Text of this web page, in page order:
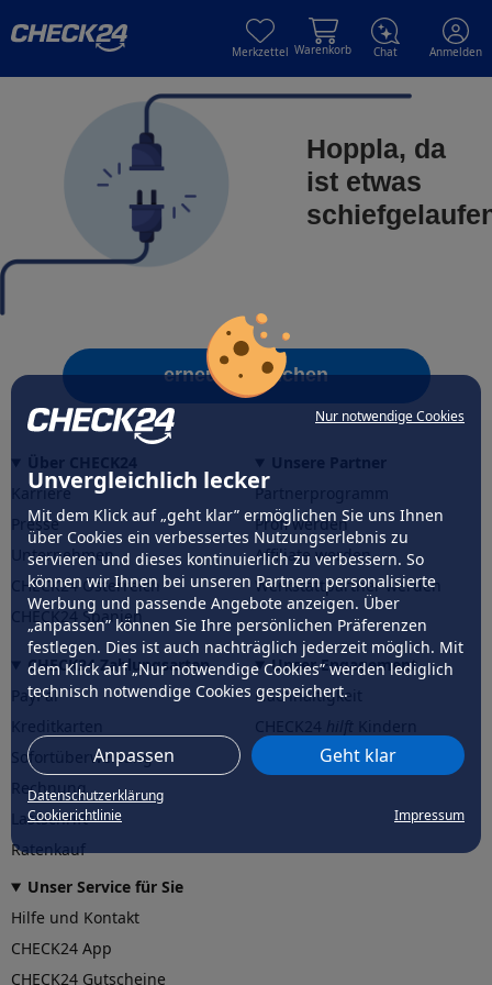
Nur notwendige Cookies
Unvergleichlich lecker
Mit dem Klick auf „geht klar” ermöglichen Sie uns Ihnen
über Cookies ein verbessertes Nutzungserlebnis zu
servieren und dieses kontinuierlich zu verbessern. So
können wir Ihnen bei unseren Partnern personalisierte
Werbung und passende Angebote anzeigen. Über
„anpassen” können Sie Ihre persönlichen Präferenzen
festlegen. Dies ist auch nachträglich jederzeit möglich. Mit
dem Klick auf „Nur notwendige Cookies” werden lediglich
technisch notwendige Cookies gespeichert.
Anpassen Geht klar
Datenschutzerklärung
Cookierichtlinie
Impressum
Merkzettel Warenkorb Chat Anmelden
Hoppla, da
ist etwas
erneut versuchen
Karriere
Presse
Unternehmen
CHECK24 Österreich
CHECK24 Spanien
Partnerprogramm
Profi werden
Affiliate werden
Werkstattpartner werden
CHECK24 Zahlungsarten
PayPal
Sofortüberweisung
Rechnung
Lastschrift
Ratenkauf
Unser Engagement
Nachhaltigkeit
CHECK24hilftder Natur
Unser Service für Sie
Hilfe und Kontakt
CHECK24 App
CHECK24 Gutscheine